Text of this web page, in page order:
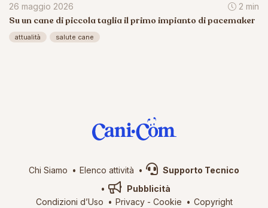
26 maggio 2026 2 min
Su un cane di piccola taglia il primo impianto di pacemaker
attualità salute cane
Chi Siamo Elenco attività
Supporto Tecnico
Pubblicità
Condizioni d’Uso
Privacy- Cookie Copyright